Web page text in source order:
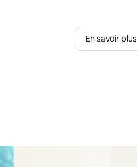
En savoir plus